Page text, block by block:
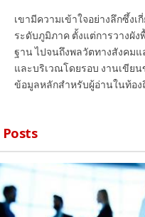
เขามีความเข้าใจอย่างลึกซึ้งเ
ระดับภูมิภาค ตั้งแต่การวางผั
ฐาน ไปจนถึงพลวัตทางสังคมแ
และบริเวณโดยรอบ งานเขียน
ข้อมูลหลักสำหรับผู้อ่านในท้อง
Posts